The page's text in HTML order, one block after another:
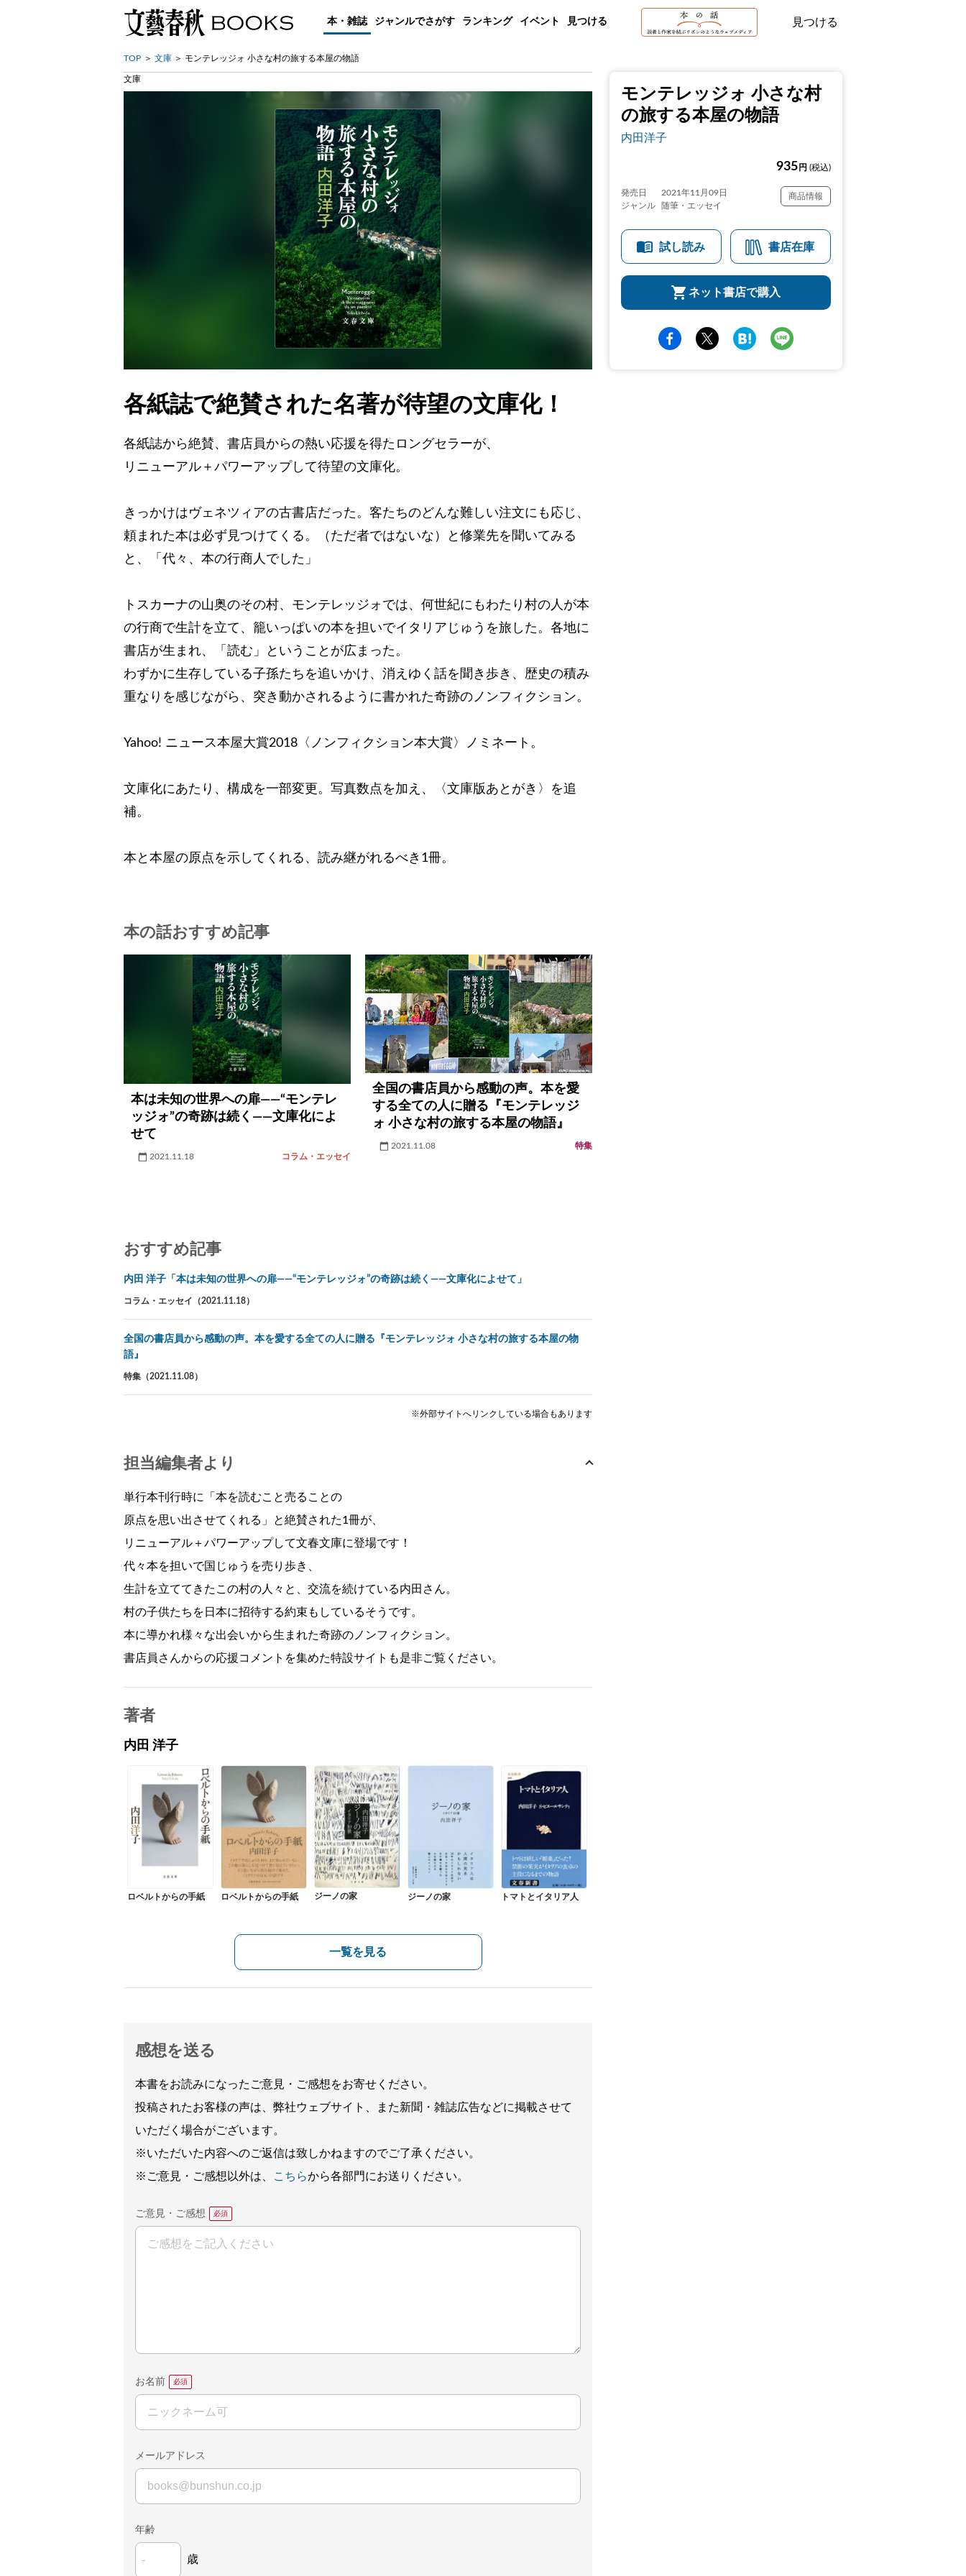
本・雑誌 ジャンルでさがす ランキング イベント 見つける 見つける
TOP 文庫 モンテレッジォ 小さな村の旅する本屋の物語
モンテレッジォ 小さな村
の旅する本屋の物語
内田洋子
935 円 (税込)
発売日
2021年11月09日
ジャンル
随筆・エッセイ
商品情報
試し読み 書店在庫
ネット書店で購入
文庫
各紙誌で絶賛された名著が待望の文庫化！
各紙誌から絶賛、書店員からの熱い応援を得たロングセラーが、
リニューアル＋パワーアップして待望の文庫化。
きっかけはヴェネツィアの古書店だった。客たちのどんな難しい注文にも応じ、
頼まれた本は必ず見つけてくる。（ただ者ではないな）と修業先を聞いてみる
と、「代々、本の行商人でした」
トスカーナの山奥のその村、モンテレッジォでは、何世紀にもわたり村の人が本
の行商で生計を立て、籠いっぱいの本を担いでイタリアじゅうを旅した。各地に
書店が生まれ、「読む」ということが広まった。
わずかに生存している子孫たちを追いかけ、消えゆく話を聞き歩き、歴史の積み
重なりを感じながら、突き動かされるように書かれた奇跡のノンフィクション。
Yahoo! ニュース本屋大賞2018〈ノンフィクション本大賞〉ノミネート。
文庫化にあたり、構成を一部変更。写真数点を加え、〈文庫版あとがき〉を追
補。
本と本屋の原点を示してくれる、読み継がれるべき1冊。
本の話おすすめ記事
本は未知の世界への扉――“モンテレ
ッジォ”の奇跡は続く――文庫化によ
せて
2021.11.18 コラム・エッセイ
全国の書店員から感動の声。本を愛
する全ての人に贈る『モンテレッジ
ォ 小さな村の旅する本屋の物語』
2021.11.08 特集
おすすめ記事
内田 洋子「本は未知の世界への扉――“モンテレッジォ”の奇跡は続く――文庫化によせて」
コラム・エッセイ（2021.11.18）
全国の書店員から感動の声。本を愛する全ての人に贈る『モンテレッジォ 小さな村の旅する本屋の物
語』
特集（2021.11.08）
※外部サイトへリンクしている場合もあります
担当編集者より
単行本刊行時に「本を読むこと売ることの
原点を思い出させてくれる」と絶賛された1冊が、
リニューアル＋パワーアップして文春文庫に登場です！
代々本を担いで国じゅうを売り歩き、
生計を立ててきたこの村の人々と、交流を続けている内田さん。
村の子供たちを日本に招待する約束もしているそうです。
本に導かれ様々な出会いから生まれた奇跡のノンフィクション。
書店員さんからの応援コメントを集めた特設サイトも是非ご覧ください。
著者
内田 洋子
ロベルトからの手紙 ロベルトからの手紙 ジーノの家 ジーノの家 トマトとイタリア人
一覧を見る
感想を送る
本書をお読みになったご意見・ご感想をお寄せください。
投稿されたお客様の声は、弊社ウェブサイト、また新聞・雑誌広告などに掲載させて
いただく場合がございます。
※いただいた内容へのご返信は致しかねますのでご了承ください。
※ご意見・ご感想以外は、
こちらから各部門にお送りください。
ご意見・ご感想
お名前
メールアドレス
年齢
歳